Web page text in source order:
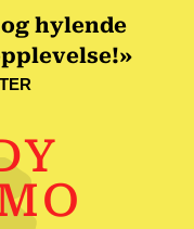
hylende